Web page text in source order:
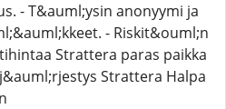
- T&auml;ysin anonyymi ja
- Riskit&ouml;n
Strattera paras paikka
Strattera Halpa